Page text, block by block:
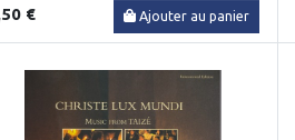
€ Ajouter au panier